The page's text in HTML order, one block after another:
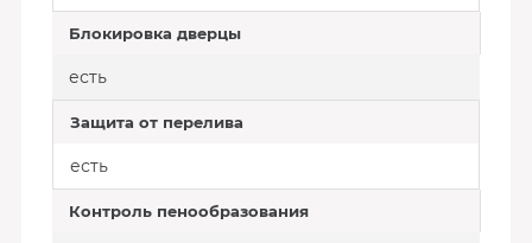
Блокировка дверцы
есть
Защита от перелива
есть
Контроль пенообразования